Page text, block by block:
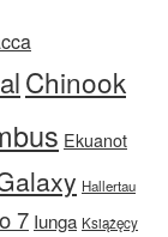
Chinook
Ekuanot
Hallertau
7 Iunga Książęcy